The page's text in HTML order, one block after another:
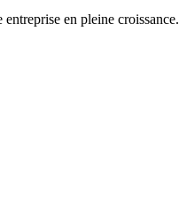
en pleine croissance.